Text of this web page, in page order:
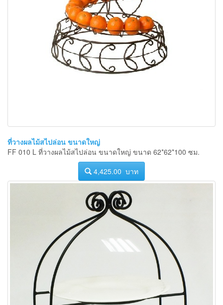
ที่วางผลไม้สไปล่อน ขนาดใหญ่
FF 010 L ที่วางผลไม้สไปล่อน ขนาดใหญ่ ขนาด 62*62*100 ซม.
4,425.00 บาท